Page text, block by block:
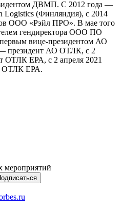
ДВМП. С 2012 года —
Logistics (Финляндия), с 2014
ООО «Рэйл ПРО». В мае того
гендиректора ООО ПО
вице-президентом АО
президент АО ОТЛК, с 2
ОТЛК ЕРА, с 2 апреля 2021
ОТЛК ЕРА.
мероприятий